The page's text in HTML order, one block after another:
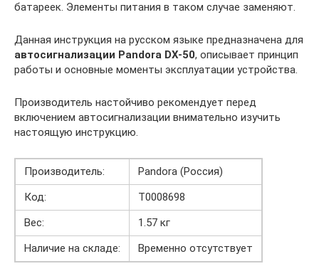
батареек. Элементы питания в таком случае заменяют.
Данная инструкция на русском языке предназначена для
автосигнализации Pandora DX-50, описывает принцип
работы и основные моменты эксплуатации устройства.
Производитель настойчиво рекомендует перед
включением автосигнализации внимательно изучить
настоящую инструкцию.
Производитель:
Pandora (Россия)
Код:
T0008698
Вес:
1.57 кг
Наличие на складе:
Временно отсутствует